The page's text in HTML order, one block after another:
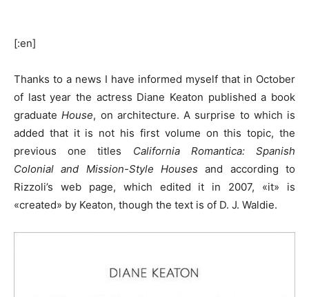
[:en]
Thanks to a news I have informed myself that in October
of last year the actress Diane Keaton published a book
graduateHouse, on architecture. A surprise to which is
added that it is not his first volume on this topic, the
previous one titles California Romantica: Spanish
Colonial and Mission-Style Houses and according to
Rizzoli’s web page, which edited it in 2007, «it» is
«created» by Keaton, though the text is of D. J. Waldie.